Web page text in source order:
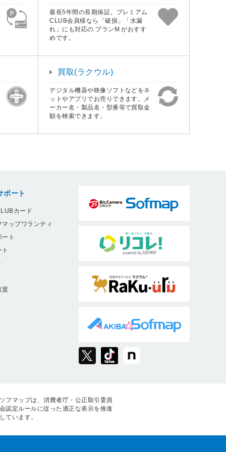
最長5年間の長期保証。プレミアム
CLUB会員様なら「破損」「水漏
れ」にも対応の プランM がおすす
めです。
買取(ラクウル)
デジタル機器や映像ソフトなどをネ
ットやアプリでお売りできます。メ
ーカー名・製品名・型番等で買取金
額を検索できます。
ポート
カード
ップワランティ
ト
置
ソフマップは、消費者庁・公正取引委員
会認定ルールに従った適正な表示を推進
しています。